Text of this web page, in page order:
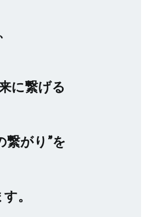
に繋げる
繋がり”を
。